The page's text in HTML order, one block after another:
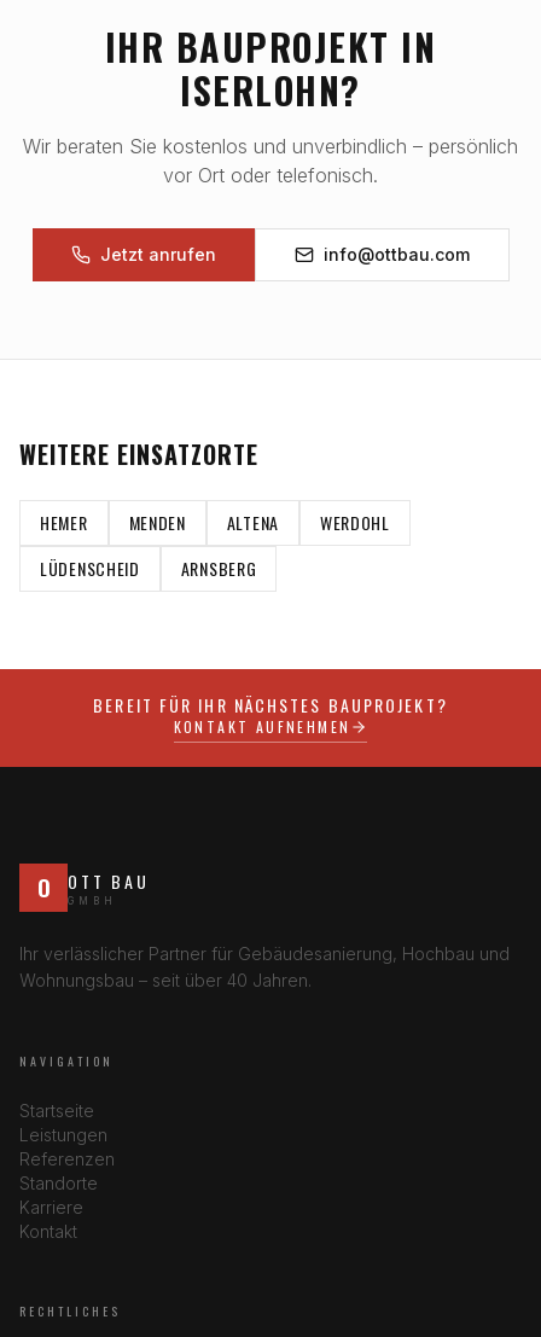
IHR BAUPROJEKT IN
ISERLOHN?
Wir beraten Sie kostenlos und unverbindlich – persönlich
vor Ort oder telefonisch.
Jetzt anrufen info@ottbau.com
WEITERE EINSATZORTE
HEMER MENDEN ALTENA
WERDOHL
LÜDENSCHEID
ARNSBERG
BEREIT FÜR IHR NÄCHSTES BAUPROJEKT?
KONTAKT AUFNEHMEN
O OTT BAU
GMBH
Ihr verlässlicher Partner für Gebäudesanierung, Hochbau und
Wohnungsbau – seit über 40 Jahren.
NAVIGATION
Startseite
Leistungen
Referenzen
Standorte
Karriere
Kontakt
RECHTLICHES